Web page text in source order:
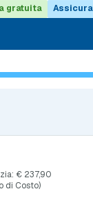
gratuita
€ 237,90
di Costo)